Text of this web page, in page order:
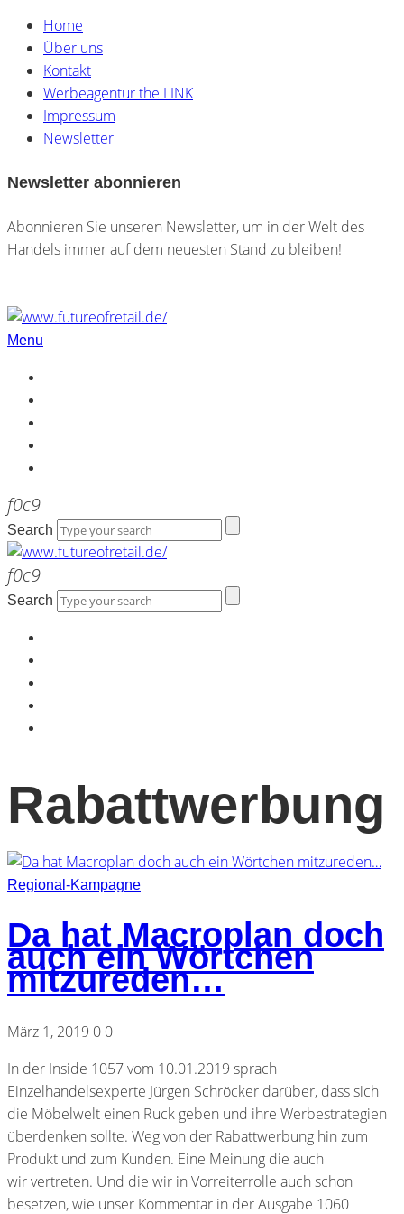
Home
Über uns
Kontakt
Werbeagentur the LINK
Impressum
Newsletter
Newsletter abonnieren
Abonnieren Sie unseren Newsletter, um in der Welt des
Handels immer auf dem neuesten Stand zu bleiben!
Menu
Search
Search
Rabattwerbung
Regional-Kampagne
Da hat Macroplan doch
auch ein Wörtchen
mitzureden…
März 1, 2019 0 0
In der Inside 1057 vom 10.01.2019 sprach
Einzelhandelsexperte Jürgen Schröcker darüber, dass sich
die Möbelwelt einen Ruck geben und ihre Werbestrategien
überdenken sollte. Weg von der Rabattwerbung hin zum
Produkt und zum Kunden. Eine Meinung die auch
wir vertreten. Und die wir in Vorreiterrolle auch schon
besetzen, wie unser Kommentar in der Ausgabe 1060